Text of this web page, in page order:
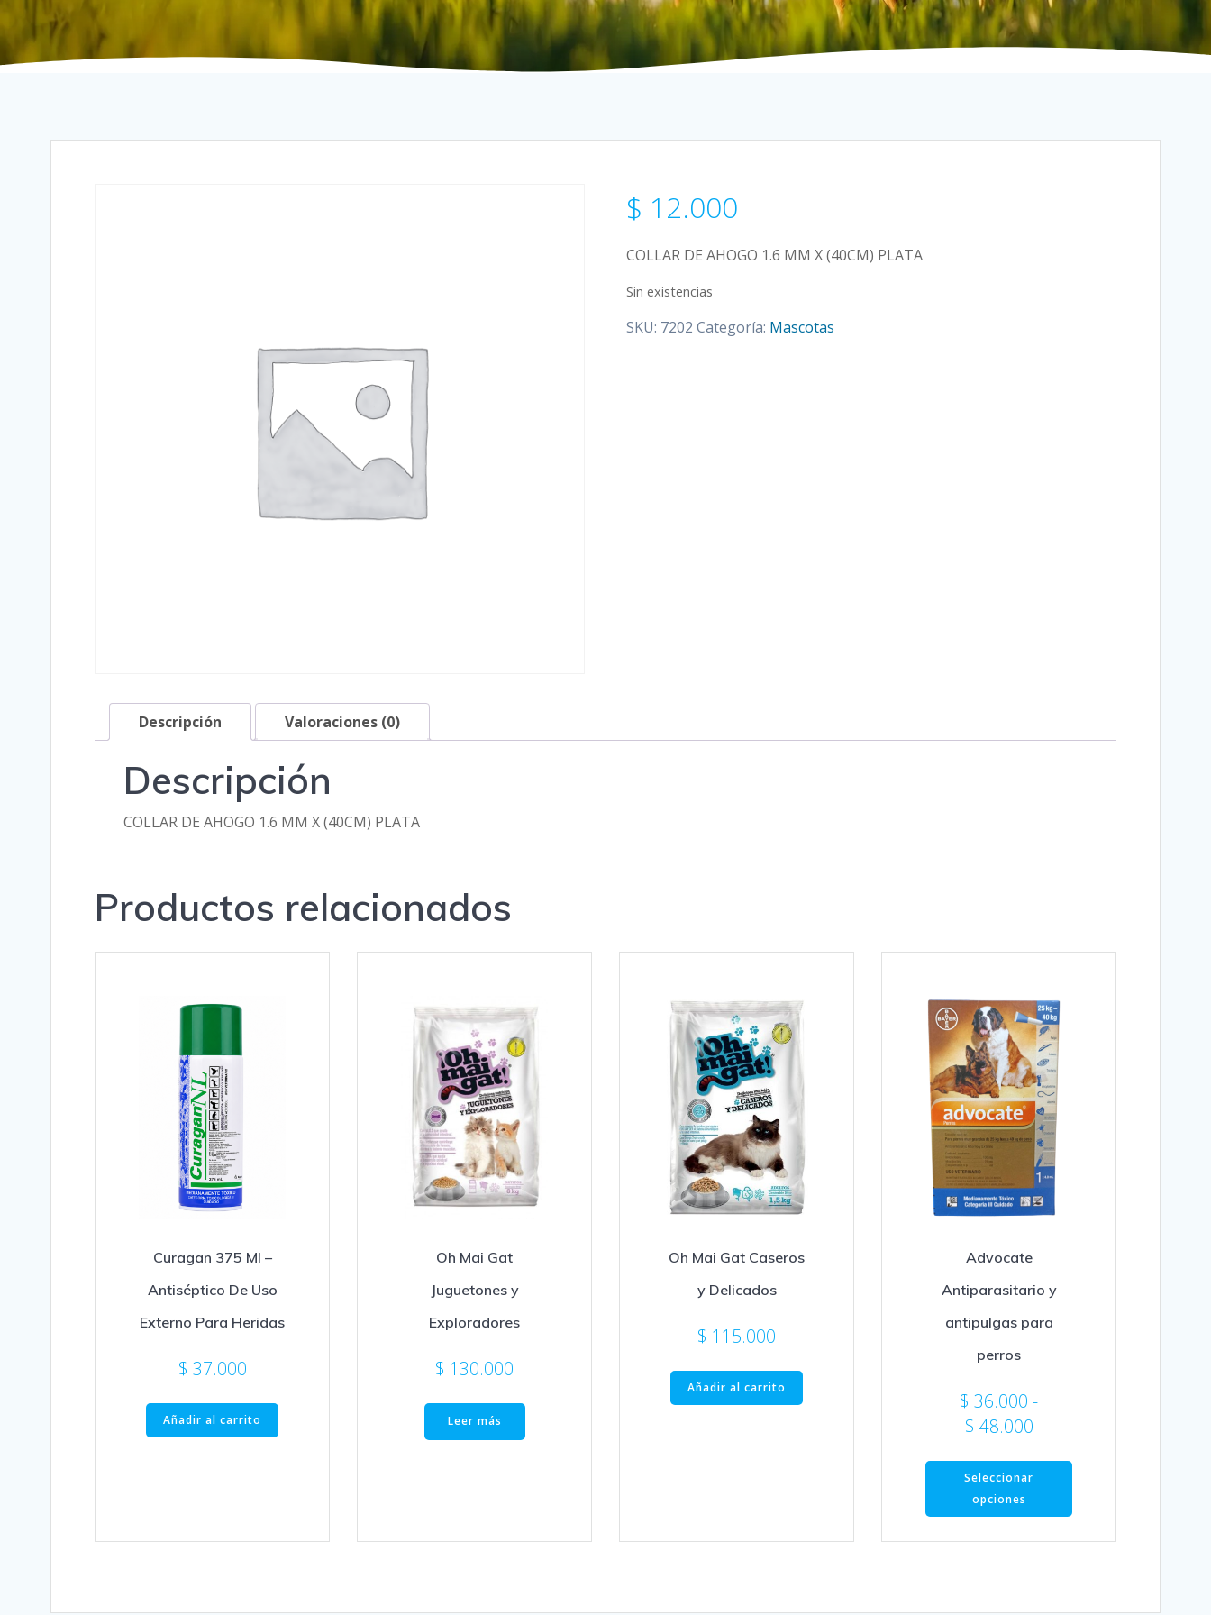
$ 12.000
COLLAR DE AHOGO 1.6 MM X (40CM) PLATA
Sin existencias
SKU: 7202 Categoría: Mascotas
Descripción Valoraciones (0)
Descripción
COLLAR DE AHOGO 1.6 MM X (40CM) PLATA
Productos relacionados
Curagan 375 Ml –
Antiséptico De Uso
Externo Para Heridas
$ 37.000
Añadir al carrito
Oh Mai Gat
Juguetones y
Exploradores
$ 130.000
Leer más
Oh Mai Gat Caseros
y Delicados
$ 115.000
Añadir al carrito
Advocate
Antiparasitario y
antipulgas para
perros
$ 36.000 -
$ 48.000Rango
precios:
Seleccionar
opciones
Este